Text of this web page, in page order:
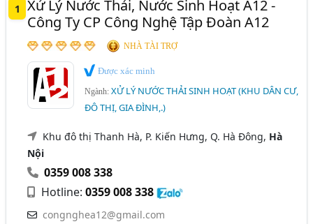
Kiên Giang
Long An
Quảng Bình
Quảng Nam
Tây Ninh
1
Xử Lý Nước Thải, Nước Sinh Hoạt A12 -
Công Ty CP Công Nghệ Tập Đoàn A12
NHÀ TÀI TRỢ
Được xác minh
Ngành:XỬ LÝ NƯỚC THẢI SINH HOẠT (KHU DÂN CƯ,
ĐÔ THỊ, GIA ĐÌNH,.)
Khu đô thị Thanh Hà, P. Kiến Hưng, Q. Hà Đông, Hà
Nội
0359 008 338
Hotline:0359 008 338
congnghea12@gmail.com